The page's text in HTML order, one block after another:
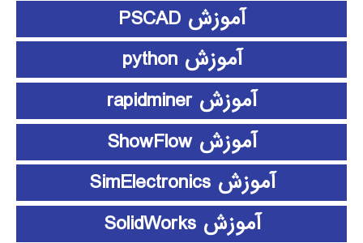
آموزش PSCAD
آموزش python
آموزش rapidminer
آموزش ShowFlow
آموزش SimElectronics
آموزش SolidWorks